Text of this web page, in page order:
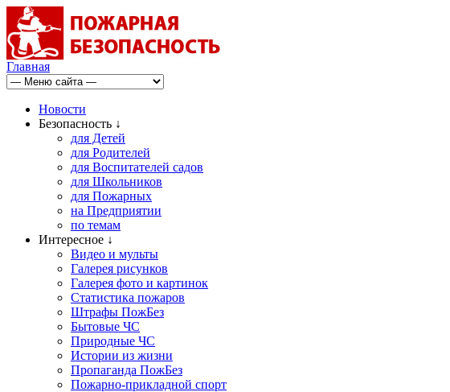
Главная
Новости
Безопасность ↓
для Детей
для Родителей
для Воспитателей садов
для Школьников
для Пожарных
на Предприятии
по темам
Интересное ↓
Видео и мульты
Галерея рисунков
Галерея фото и картинок
Статистика пожаров
Штрафы ПожБез
Бытовые ЧС
Природные ЧС
Истории из жизни
Пропаганда ПожБез
Пожарно-прикладной спорт